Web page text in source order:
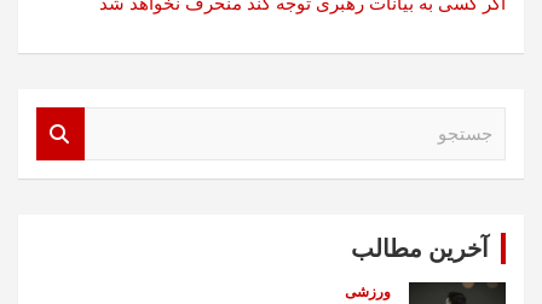
آخرین مطالب
ورزشی